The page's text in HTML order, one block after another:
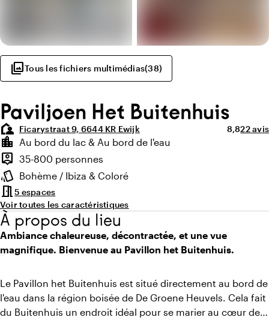
photo_libraryTous les fichiers multimédias(38)
Paviljoen Het Buitenhuis
location_away Ficarystraat 9, 6644 KR Ewijk Note
8,822 avis
Points forts
location_city
Environnement
Au bord du lac & Au bord de l'eau
person_pin
Capacité
35-800 personnes
style
Ambiance
Bohème / Ibiza & Coloré
meeting_room5 espaces
Voir toutes les caractéristiques
À propos du lieu
Ambiance chaleureuse, décontractée, et une vue
magnifique. Bienvenue au Pavillon het Buitenhuis.
Le Pavillon het Buitenhuis est situé directement au bord de
l'eau dans la région boisée de De Groene Heuvels. Cela fait
du Buitenhuis un endroit idéal pour se marier au cœur de